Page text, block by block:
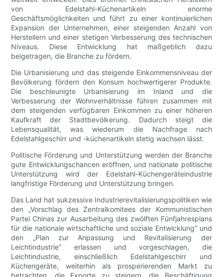
von Edelstahl-Küchenartikeln enorme
Geschäftsmöglichkeiten und führt zu einer kontinuierlichen
Expansion der Unternehmen, einer steigenden Anzahl von
Herstellern und einer stetigen Verbesserung des technischen
Niveaus. Diese Entwicklung hat maßgeblich dazu
beigetragen, die Branche zu fördern.
Die Urbanisierung und das steigende Einkommensniveau der
Bevölkerung fördern den Konsum hochwertigerer Produkte.
Die beschleunigte Urbanisierung im Inland und die
Verbesserung der Wohnverhältnisse führen zusammen mit
dem steigenden verfügbaren Einkommen zu einer höheren
Kaufkraft der Stadtbevölkerung. Dadurch steigt die
Lebensqualität, was wiederum die Nachfrage nach
Edelstahlgeschirr und -küchenartikeln stetig wachsen lässt.
Politische Förderung und Unterstützung werden der Branche
gute Entwicklungschancen eröffnen, und nationale politische
Unterstützung wird der Edelstahl-Küchengeräteindustrie
langfristige Förderung und Unterstützung bringen.
Das Land hat sukzessive Industrierevitalisierungspolitiken wie
den „Vorschlag des Zentralkomitees der Kommunistischen
Partei Chinas zur Ausarbeitung des zwölften Fünfjahresplans
für die nationale wirtschaftliche und soziale Entwicklung“ und
den „Plan zur Anpassung und Revitalisierung der
Leichtindustrie“ erlassen und vorgeschlagen, die
Leichtindustrie, einschließlich Edelstahlgeschirr und
Küchengeräte, weiterhin als prosperierenden Markt zu